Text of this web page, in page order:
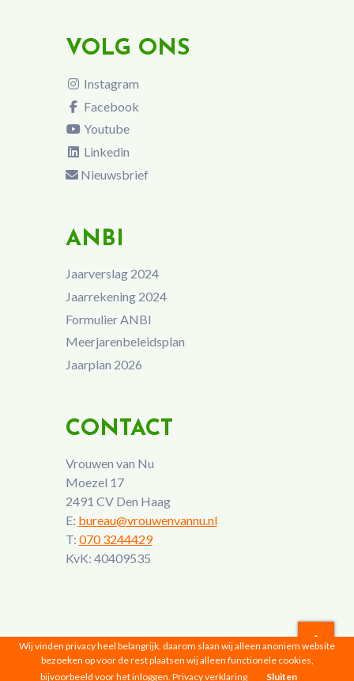
VOLG ONS
Instagram
Facebook
Youtube
Linkedin
Nieuwsbrief
ANBI
Jaarverslag 2024
Jaarrekening 2024
Formulier ANBI
Meerjarenbeleidsplan
Jaarplan 2026
CONTACT
Vrouwen van Nu
Moezel 17
2491 CV Den Haag
E: bureau@vrouwenvannu.nl
T: 070 3244429
KvK: 40409535
Vrouwen van Nu © 2026 |Privacyverklaring
Wij vinden privacy heel belangrijk, daarom slaan wij alleen anoniem website
bezoeken op voor de rest plaatsen wij alleen functionele cookies,
bijvoorbeeld voor het inloggen. Privacy verklaring Sluiten